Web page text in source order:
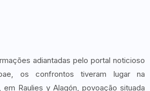
adiantadas pelo portal noticioso
os confrontos tiveram lugar na
Raulies y Alagón, povoação situada